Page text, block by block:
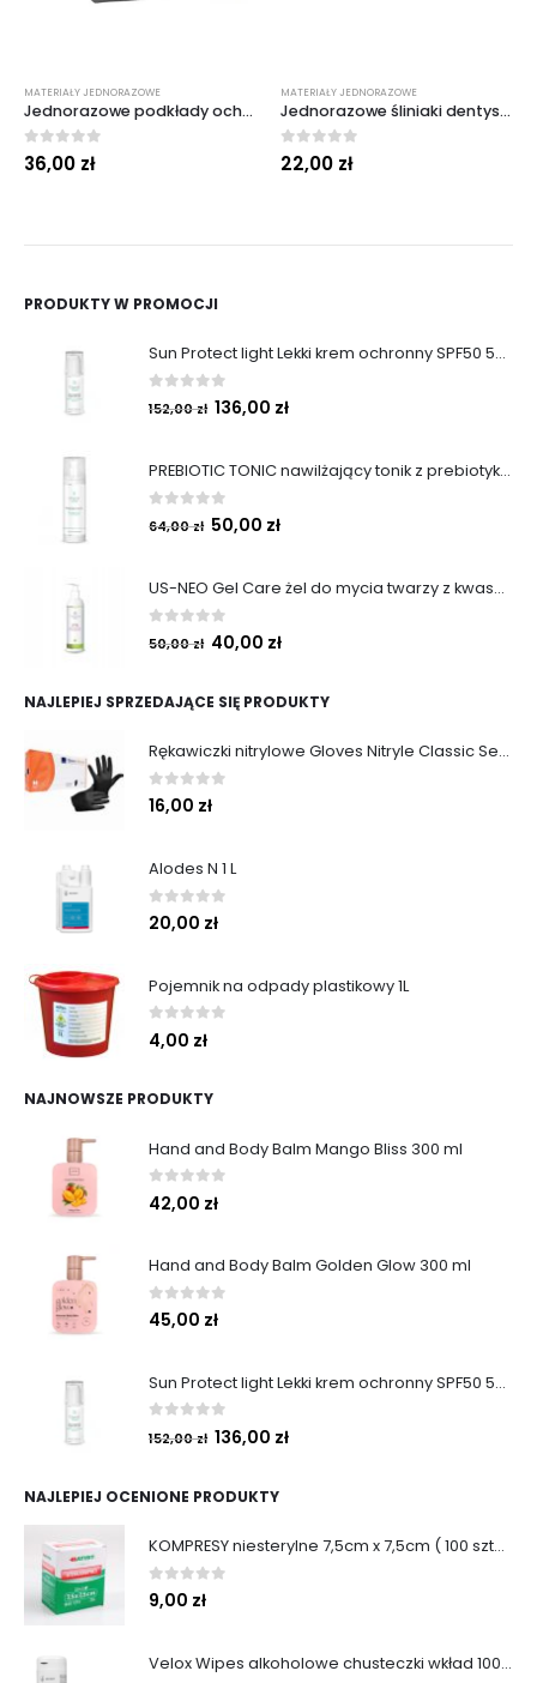
MATERIAŁY JEDNORAZOWE
Jednorazowe podkłady ochronne czarne 50/50 . BASIC
0out of 5
36,00 zł
MATERIAŁY JEDNORAZOWE
Jednorazowe śliniaki dentystyczne niebieskie 50 szt. BLUDENT
0out of 5
22,00 zł
PRODUKTY W PROMOCJI
Sun Protect light Lekki krem ochronny SPF50 50ml
out of 5
152,00zł 136,00 zł
PREBIOTIC TONIC nawilżający tonik z prebiotykami 200 ml
out of 5
64,00zł 50,00 zł
US-NEO Gel Care żel do mycia twarzy z kwasem usninowym 200 ml.
out of 5
50,00zł 40,00 zł
NAJLEPIEJ SPRZEDAJĄCE SIĘ PRODUKTY
Rękawiczki nitrylowe Gloves Nitryle Classic Sensitive Black roz. M 100 szt. Abena
0out of 5
16,00 zł
Alodes N 1 L
0out of 5
20,00 zł
Pojemnik na odpady plastikowy 1L
0out of 5
4,00 zł
NAJNOWSZE PRODUKTY
Hand and Body Balm Mango Bliss 300 ml
0out of 5
42,00 zł
Hand and Body Balm Golden Glow 300 ml
0out of 5
45,00 zł
Sun Protect light Lekki krem ochronny SPF50 50ml
out of 5
152,00zł 136,00 zł
NAJLEPIEJ OCENIONE PRODUKTY
KOMPRESY niesterylne 7,5cm x 7,5cm ( 100 sztuk )
0out of 5
9,00 zł
Velox Wipes alkoholowe chusteczki wkład 100 szt. Medisep